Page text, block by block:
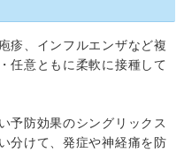
疹、インフルエンザなど複
任意ともに柔軟に接種して
予防効果のシングリックス
分けて、発症や神経痛を防